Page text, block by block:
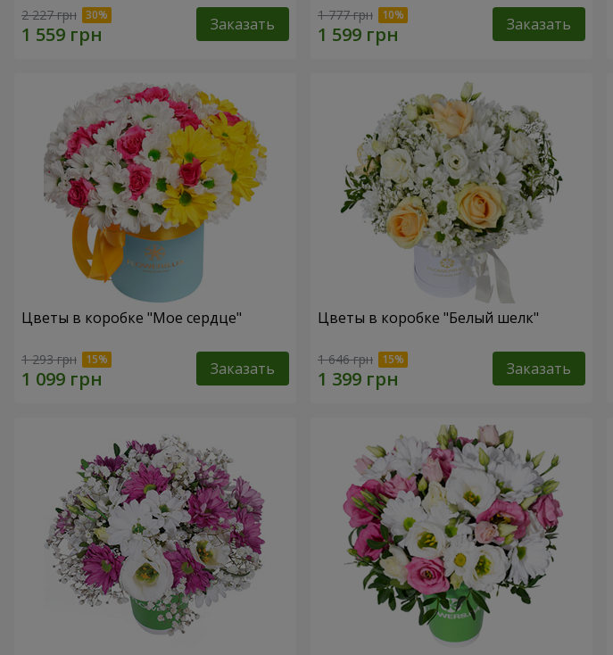
2 227 грн Заказать 1 777 грн Заказать
Цветы в коробке "Мое сердце"
1 293 грн Заказать
Цветы в коробке "Белый шелк"
1 646 грн Заказать